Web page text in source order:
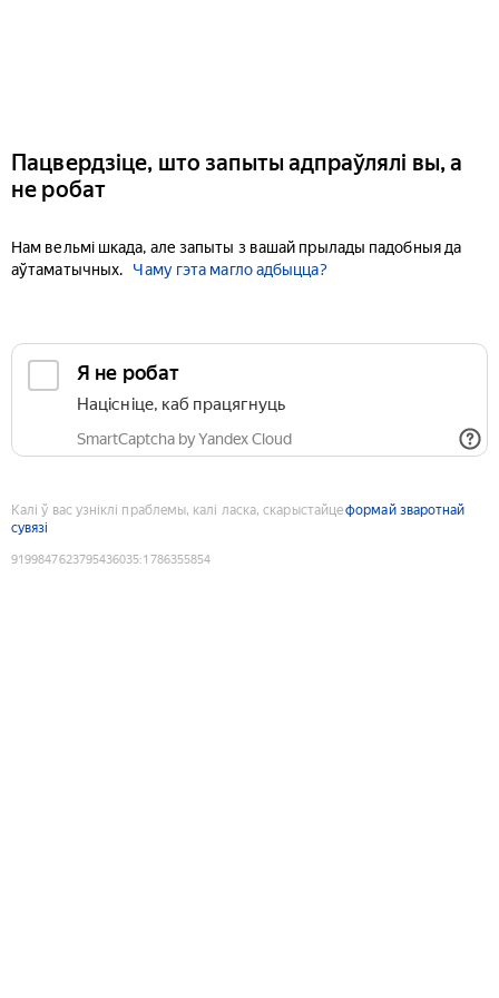
Пацвердзіце, што запыты адпраўлялі вы, а
не робат
Нам вельмі шкада, але запыты з вашай прылады падобныя да
аўтаматычных.
Чаму гэта магло адбыцца?
Я не робат
Націсніце, каб працягнуць
SmartCaptcha by Yandex Cloud
Калі ў вас узніклі праблемы, калі ласка, скарыстайцеформай зваротнай
сувязі
9199847623795436035:1786355854